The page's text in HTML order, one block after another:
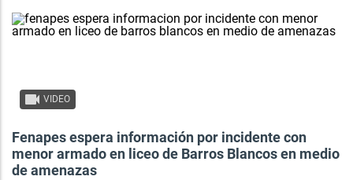
VIDEO
Fenapes espera información por incidente con
menor armado en liceo de Barros Blancos en medio
de amenazas